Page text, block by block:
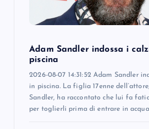
Adam Sandler indossa i
piscina
2026-08-07 14:31:52 Adam Sandler
in piscina. La figlia 17enne
Sandler, ha raccontato che lui fa
per toglierli prima di entrare in